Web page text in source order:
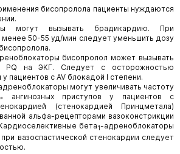
бисопролола пациенты нуждаются
могут вызывать брадикардию. При
50-55 уд/мин следует уменьшить дозу
бисопролол может вызывать
PQ на ЭКГ. Следует с осторожностью
пациентов с AV блокадой I степени.
могут увеличивать частоту
ангинозных приступов у пациентов с
(стенокардией Принцметала)
альфа-рецепторами вазоконстрикции
бета1-адреноблокаторы
вазоспастической стенокардии следует